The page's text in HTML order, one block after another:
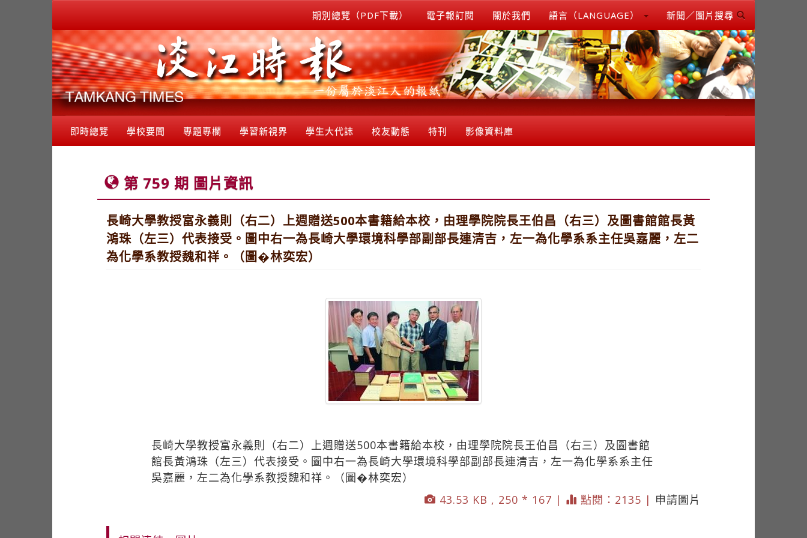
期別總覽（PDF下載） 電子報訂閱 關於我們 語言（LANGUAGE） 新聞／圖片搜尋
即時總覽 學校要聞 專題專欄 學習新視界 學生大代誌 校友動態 特刊 影像資料庫
第 759 期 圖片資訊
長崎大學教授富永義則（右二）上週贈送500本書籍給本校，由理學院院長王伯昌（右三）及圖書館館長黃
鴻珠（左三）代表接受。圖中右一為長崎大學環境科學部副部長連清吉，左一為化學系系主任吳嘉麗，左二
為化學系教授魏和祥。（圖�林奕宏）
長崎大學教授富永義則（右二）上週贈送500本書籍給本校，由理學院院長王伯昌（右三）及圖書館
館長黃鴻珠（左三）代表接受。圖中右一為長崎大學環境科學部副部長連清吉，左一為化學系系主任
吳嘉麗，左二為化學系教授魏和祥。（圖�林奕宏）
43.53 KB , 250 * 167 |
點閱：2135 | 申請圖片